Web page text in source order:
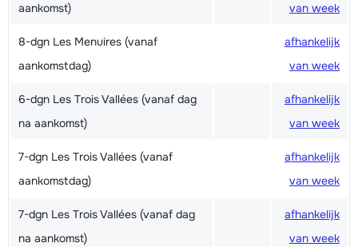
aankomst)
van week
8-dgn Les Menuires (vanaf
aankomstdag)
afhankelijk
van week
6-dgn Les Trois Vallées (vanaf dag
na aankomst)
afhankelijk
van week
7-dgn Les Trois Vallées (vanaf
aankomstdag)
afhankelijk
van week
7-dgn Les Trois Vallées (vanaf dag
na aankomst)
afhankelijk
van week